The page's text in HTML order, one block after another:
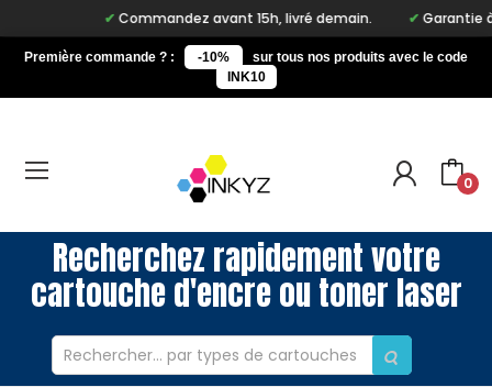
Commandez avant 15h, livré demain. Garantie à
Première commande ? : -10%
sur tous nos produits avec le code
INK10
0
Recherchez rapidement votre
cartouche d'encre ou toner laser